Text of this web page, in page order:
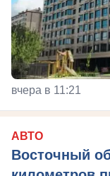
вчера в 11:21
АВТО
Восточный